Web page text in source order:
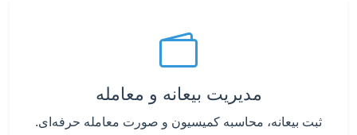
مدیریت بیعانه و معامله
ثبت بیعانه، محاسبه کمیسیون و صورت معامله حرفه‌ای.